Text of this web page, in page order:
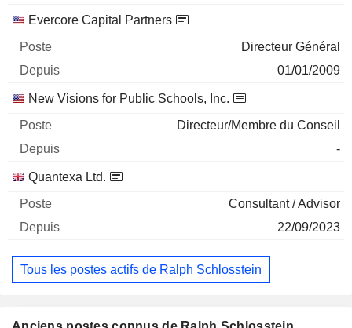
Evercore Capital Partners
Directeur Général
01/01/2009
New Visions for Public Schools, Inc.
Directeur/Membre du Conseil
-
Quantexa Ltd.
Consultant / Advisor
22/09/2023
Tous les postes actifs de Ralph Schlosstein